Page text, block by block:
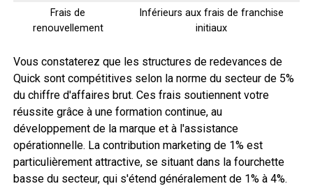
Frais de
renouvellement
Inférieurs aux frais de franchise
initiaux
Vous constaterez que les structures de redevances de
Quick sont compétitives selon la norme du secteur de 5%
du chiffre d'affaires brut. Ces frais soutiennent votre
réussite grâce à une formation continue, au
développement de la marque et à l'assistance
opérationnelle. La contribution marketing de 1% est
particulièrement attractive, se situant dans la fourchette
basse du secteur, qui s'étend généralement de 1% à 4%.